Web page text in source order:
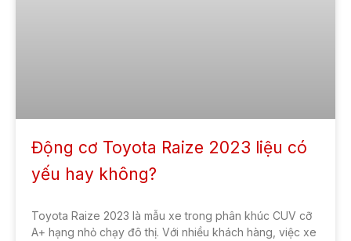
Động cơ Toyota Raize 2023 liệu có
yếu hay không?
Toyota Raize 2023 là mẫu xe trong phân khúc CUV cỡ
A+ hạng nhỏ chạy đô thị. Với nhiều khách hàng, việc xe